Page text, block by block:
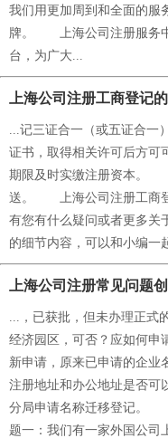
我们用更加周到和全面的服
牌。 上海公司注册服务中
台，为广大...
上海公司注册工商登记
...记三证合一（或五证合
证书，取得相关许可后方
期限及时实缴注册资本。
送。 上海公司注册工商登
有您有什么疑问或者更多关
的细节内容，可以和小编一
上海公司注册常见问题
...，已获批，但未办理正式
经济园区，可否？应如何申
新申请，原来已申请的企业
注册地址和办公地址是否
分局申请名称迁移登记
题一：我们有一家外国公司